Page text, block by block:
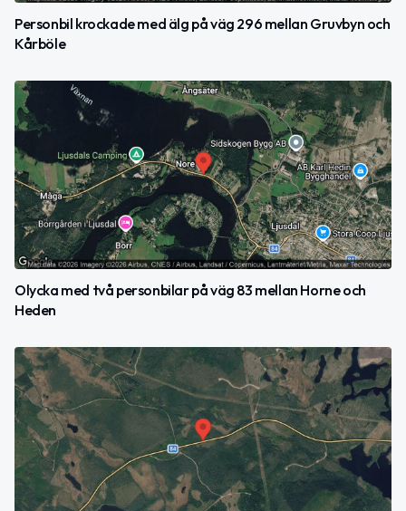
Personbil krockade med älg på väg 296 mellan Gruvbyn och
Kårböle
Olycka med två personbilar på väg 83 mellan Horne och
Heden